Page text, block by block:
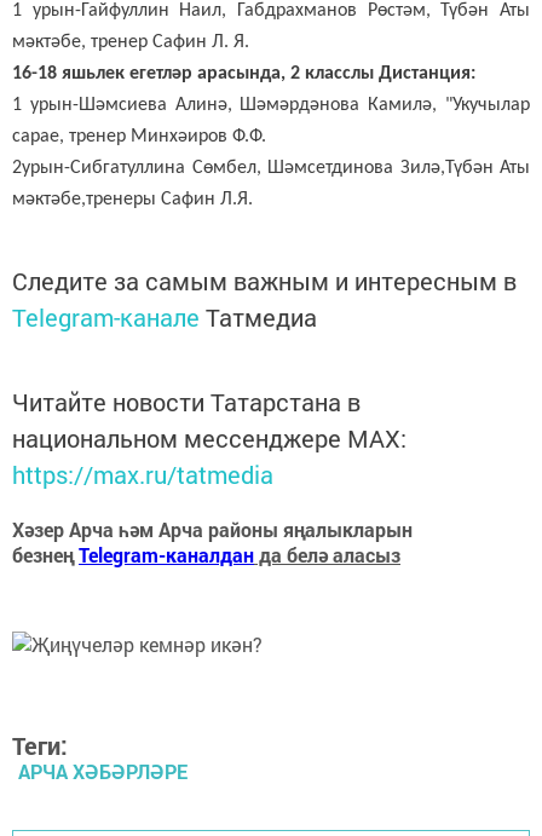
1 урын-Гайфуллин Наил, Габдрахманов Рөстәм, Түбән Аты
мәктәбе, тренер Сафин Л. Я.
16-18 яшьлек егетләр арасында, 2 класслы Дистанция:
1 урын-Шәмсиева Алинә, Шәмәрдәнова Камилә, "Укучылар
сарае, тренер Минхәиров Ф.Ф.
2урын-Сибгатуллина Сөмбел, Шәмсетдинова Зилә,Түбән Аты
мәктәбе,тренеры Сафин Л.Я.
Следите за самым важным и интересным в
Telegram-канале Татмедиа
Читайте новости Татарстана в
национальном мессенджере MАХ:
https://max.ru/tatmedia
Хәзер Арча һәм Арча районы яңалыкларын
безнеңTelegram-каналданда белә аласыз
Теги:
АРЧА ХӘБӘРЛӘРЕ